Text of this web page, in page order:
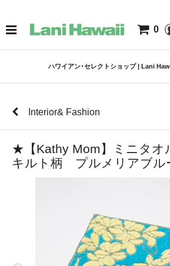
0
ハワイアン･セレクトショップ | Lani
Interior& Fashion
★【Kathy Mom】ミニタオ
キルト柄 プルメリアブル